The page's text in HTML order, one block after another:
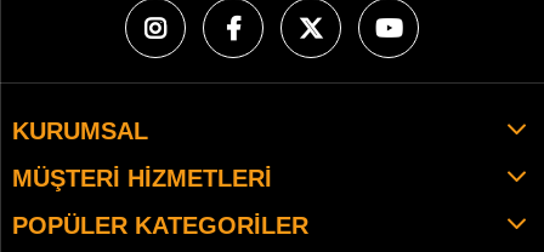
KURUMSAL
MÜŞTERI HIZMETLERI
POPÜLER KATEGORILER